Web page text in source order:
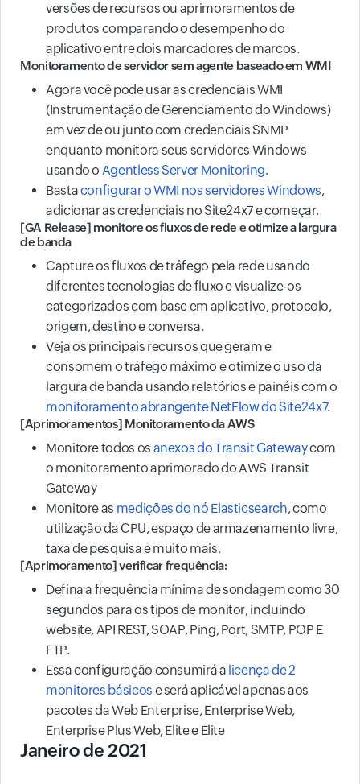
versões de recursos ou aprimoramentos de
produtos comparando o desempenho do
aplicativo entre dois marcadores de marcos.
Monitoramento de servidor sem agente baseado em WMI
Agora você pode usar as credenciais WMI
(Instrumentação de Gerenciamento do Windows)
em vez de ou junto com credenciais SNMP
enquanto monitora seus servidores Windows
usando o Agentless Server Monitoring.
Bastaconfigurar o WMI nos servidores Windows,
adicionar as credenciais no Site24x7 e começar.
[GA Release] monitore os fluxos de rede e otimize a largura
de banda
Capture os fluxos de tráfego pela rede usando
diferentes tecnologias de fluxo e visualize-os
categorizados com base em aplicativo, protocolo,
origem, destino e conversa.
Veja os principais recursos que geram e
consomem o tráfego máximo e otimize o uso da
largura de banda usando relatórios e painéis com o
monitoramento abrangente NetFlow do Site24x7.
[Aprimoramentos] Monitoramento da AWS
Monitore todos os anexos do Transit Gatewaycom
o monitoramento aprimorado do AWS Transit
Gateway
Monitore as medições do nó Elasticsearch, como
utilização da CPU, espaço de armazenamento livre,
taxa de pesquisa e muito mais.
[Aprimoramento] verificar frequência:
Defina a frequência mínima de sondagem como 30
segundos para os tipos de monitor, incluindo
website, API REST, SOAP, Ping, Port, SMTP, POP E
FTP.
Essa configuração consumirá a licença de 2
monitores básicos e será aplicável apenas aos
pacotes da Web Enterprise, Enterprise Web,
Enterprise Plus Web, Elite e Elite
Janeiro de 2021